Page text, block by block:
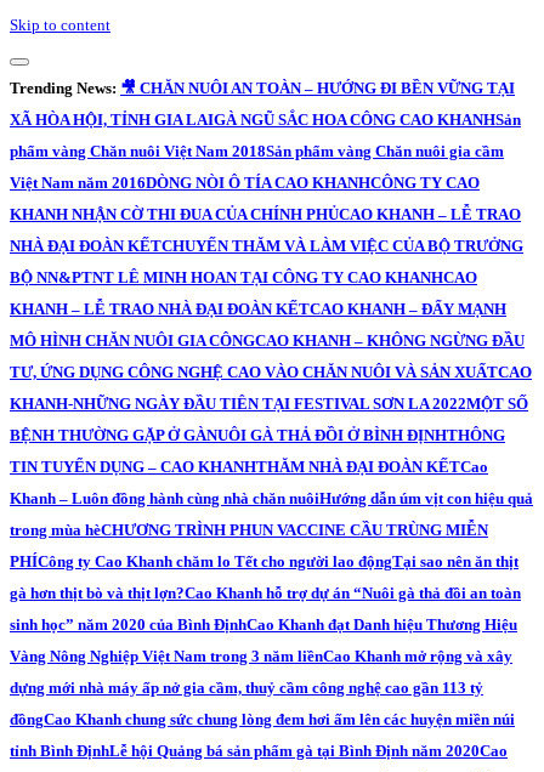
Skip to content
Trending News: 🎥 CHĂN NUÔI AN TOÀN – HƯỚNG ĐI BỀN VỮNG TẠI
XÃ HÒA HỘI, TỈNH GIA LAIGÀ NGŨ SẮC HOA CÔNG CAO KHANHSản
phẩm vàng Chăn nuôi Việt Nam 2018Sản phẩm vàng Chăn nuôi gia cầm
Việt Nam năm 2016DÒNG NÒI Ô TÍA CAO KHANHCÔNG TY CAO
KHANH NHẬN CỜ THI ĐUA CỦA CHÍNH PHỦCAO KHANH – LỄ TRAO
NHÀ ĐẠI ĐOÀN KẾTCHUYẾN THĂM VÀ LÀM VIỆC CỦA BỘ TRƯỞNG
BỘ NN&PTNT LÊ MINH HOAN TẠI CÔNG TY CAO KHANHCAO
KHANH – LỄ TRAO NHÀ ĐẠI ĐOÀN KẾTCAO KHANH – ĐẨY MẠNH
MÔ HÌNH CHĂN NUÔI GIA CÔNGCAO KHANH – KHÔNG NGỪNG ĐẦU
TƯ, ỨNG DỤNG CÔNG NGHỆ CAO VÀO CHĂN NUÔI VÀ SẢN XUẤTCAO
KHANH-NHỮNG NGÀY ĐẦU TIÊN TẠI FESTIVAL SƠN LA 2022MỘT SỐ
BỆNH THƯỜNG GẶP Ở GÀNUÔI GÀ THẢ ĐỒI Ở BÌNH ĐỊNHTHÔNG
TIN TUYỂN DỤNG – CAO KHANHTHĂM NHÀ ĐẠI ĐOÀN KẾTCao
Khanh – Luôn đồng hành cùng nhà chăn nuôiHướng dẫn úm vịt con hiệu quả
trong mùa hèCHƯƠNG TRÌNH PHUN VACCINE CẦU TRÙNG MIỄN
PHÍCông ty Cao Khanh chăm lo Tết cho người lao độngTại sao nên ăn thịt
gà hơn thịt bò và thịt lợn?Cao Khanh hỗ trợ dự án “Nuôi gà thả đồi an toàn
sinh học” năm 2020 của Bình ĐịnhCao Khanh đạt Danh hiệu Thương Hiệu
Vàng Nông Nghiệp Việt Nam trong 3 năm liềnCao Khanh mở rộng và xây
dựng mới nhà máy ấp nở gia cầm, thuỷ cầm công nghệ cao gần 113 tỷ
đồngCao Khanh chung sức chung lòng đem hơi ấm lên các huyện miền núi
tỉnh Bình ĐịnhLễ hội Quảng bá sản phẩm gà tại Bình Định năm 2020Cao